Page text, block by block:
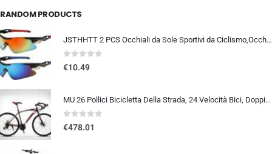
RANDOM PRODUCTS
JSTHHTT 2 PCS Occhiali da Sole Sportivi da Ciclismo,Occhiali da bicicletta antivento,occhiali da ciclismo per uomini donne,pr
0out of 5
€10.49
MU 26 Pollici Bicicletta Della Strada, 24 Velocità Bici, Doppio Freno a Disco, Acciaio Al Carbonio Telaio, Strada Di Corsa…
0out of 5
€478.01